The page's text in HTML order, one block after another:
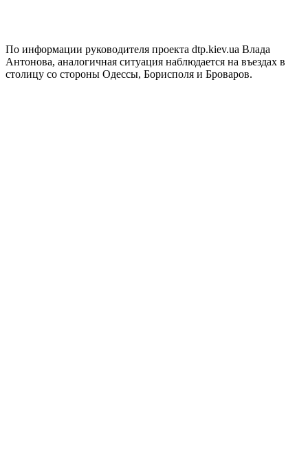
По информации руководителя проекта dtp.kiev.ua Влада
Антонова, аналогичная ситуация наблюдается на въездах в
столицу со стороны Одессы, Борисполя и Броваров.